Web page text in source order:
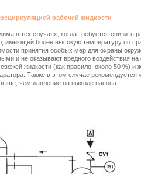
рабочей жидкости
в тех случаях, когда требуется снизить
имеющей более высокую температуру по
принятия особых мер для охраны
и не оказывают вредного воздействия
жидкости (как правило, около 50 %) и
Также в этом случае рекомендуется
чем давление на выходе насоса.